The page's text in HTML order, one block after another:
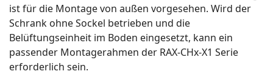
ist für die Montage von außen vorgesehen. Wird der
Schrank ohne Sockel betrieben und die
Belüftungseinheit im Boden eingesetzt, kann ein
passender Montagerahmen der RAX-CHx-X1 Serie
erforderlich sein.